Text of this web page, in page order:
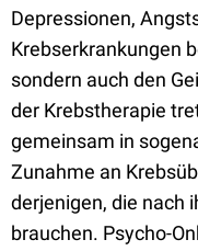
Depressionen,
Krebserkrankungen
sondern auch den
der Krebstherapie
gemeinsam in
Zunahme an
derjenigen, die nach
brauchen. Psycho-